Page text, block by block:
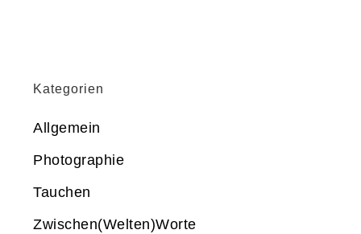
Kategorien
Allgemein
Photographie
Tauchen
Zwischen(Welten)Worte